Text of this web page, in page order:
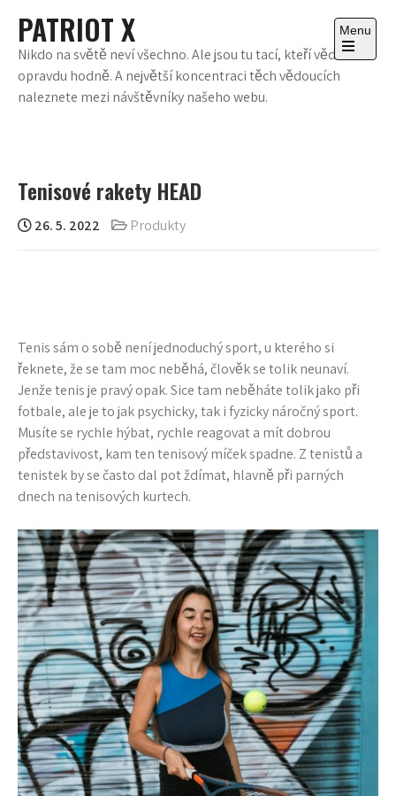
content
PATRIOT X
Nikdo na světě neví všechno. Ale jsou tu tací, kteří vědí
opravdu hodně. A největší koncentraci těch vědoucích
naleznete mezi návštěvníky našeho webu.
Menu
Open
the
Tenisové rakety HEAD
26. 5. 2022 Produkty
Tenis sám o sobě není jednoduchý sport, u kterého si
řeknete, že se tam moc neběhá, člověk se tolik neunaví.
Jenže tenis je pravý opak. Sice tam neběháte tolik jako při
fotbale, ale je to jak psychicky, tak i fyzicky náročný sport.
Musíte se rychle hýbat, rychle reagovat a mít dobrou
představivost, kam ten tenisový míček spadne. Z tenistů a
tenistek by se často dal pot ždímat, hlavně při parných
dnech na tenisových kurtech.